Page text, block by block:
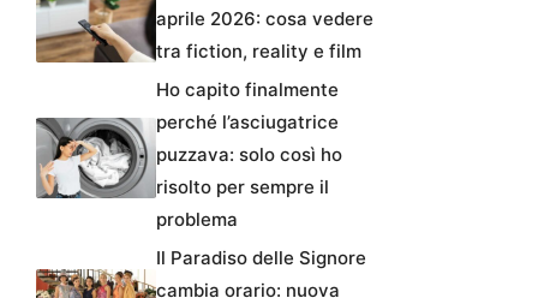
aprile 2026: cosa vedere
tra fiction, reality e film
Ho capito finalmente
perché l’asciugatrice
puzzava: solo così ho
risolto per sempre il
problema
Il Paradiso delle Signore
cambia orario: nuova